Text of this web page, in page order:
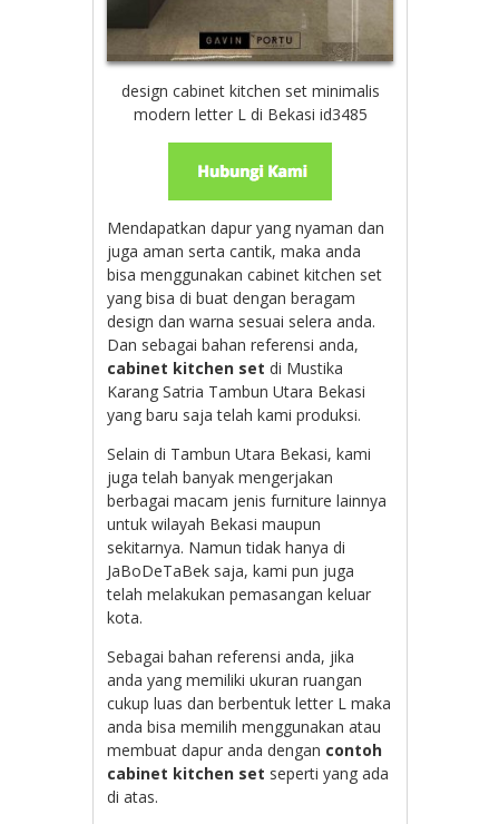
design cabinet kitchen set minimalis
modern letter L di Bekasi id3485
Mendapatkan dapur yang nyaman dan
juga aman serta cantik, maka anda
bisa menggunakan cabinet kitchen set
yang bisa di buat dengan beragam
design dan warna sesuai selera anda.
Dan sebagai bahan referensi anda,
cabinet kitchen set di Mustika
Karang Satria Tambun Utara Bekasi
yang baru saja telah kami produksi.
Selain di Tambun Utara Bekasi, kami
juga telah banyak mengerjakan
berbagai macam jenis furniture lainnya
untuk wilayah Bekasi maupun
sekitarnya. Namun tidak hanya di
JaBoDeTaBek saja, kami pun juga
telah melakukan pemasangan keluar
kota.
Sebagai bahan referensi anda, jika
anda yang memiliki ukuran ruangan
cukup luas dan berbentuk letter L maka
anda bisa memilih menggunakan atau
membuat dapur anda dengan contoh
cabinet kitchen set seperti yang ada
di atas.